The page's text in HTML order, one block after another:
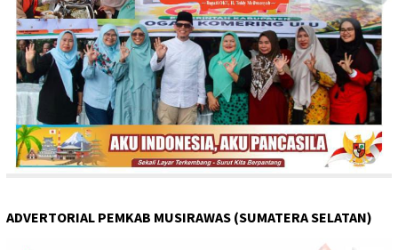
ADVERTORIAL PEMKAB MUSIRAWAS (SUMATERA SELATAN)